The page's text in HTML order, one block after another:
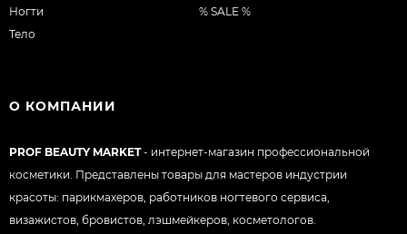
Ногти
Тело
% SALE %
О КОМПАНИИ
PROF BEAUTY MARKET- интернет-магазин профессиональной
косметики. Представлены товары для мастеров индустрии
красоты: парикмахеров, работников ногтевого сервиса,
визажистов, бровистов, лэшмейкеров, косметологов.